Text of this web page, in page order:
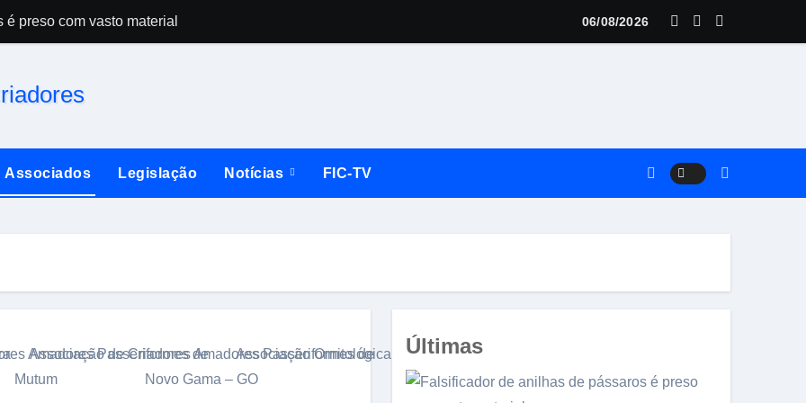
preso com vasto material Campeonato estadual FIC tem expectativa para 300 pássaros
06/08/2026
Associados Legislação Notícias FIC-TV
Amadores Passeriformes de
Mutum
Associação de Criadores Amadores Passeriformes de
Novo Gama – GO
Associação Ornitológica Palmares Fibra
Últimas